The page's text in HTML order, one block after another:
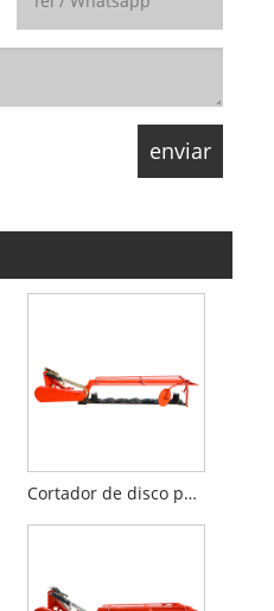
Cortador de disco para gramado